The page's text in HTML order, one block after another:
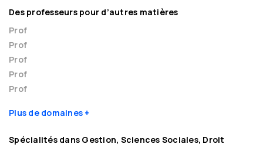
Des professeurs pour d’autres matières
Prof
Prof
Prof
Prof
Prof
Plus de domaines
Spécialités dans Gestion, Sciences Sociales, Droit